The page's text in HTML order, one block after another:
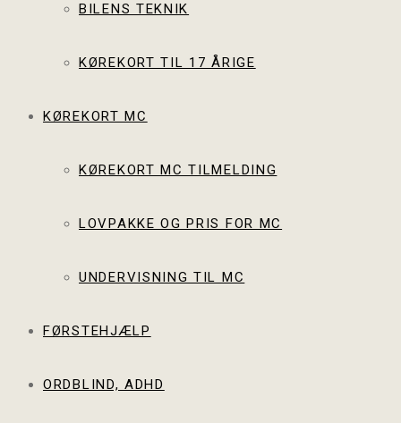
BILENS TEKNIK
KØREKORT TIL 17 ÅRIGE
KØREKORT MC
KØREKORT MC TILMELDING
LOVPAKKE OG PRIS FOR MC
UNDERVISNING TIL MC
FØRSTEHJÆLP
ORDBLIND, ADHD